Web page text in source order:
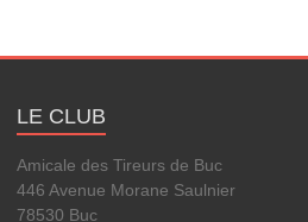
LE CLUB
Amicale des Tireurs de Buc
446 Avenue Morane Saulnier
78530 Buc